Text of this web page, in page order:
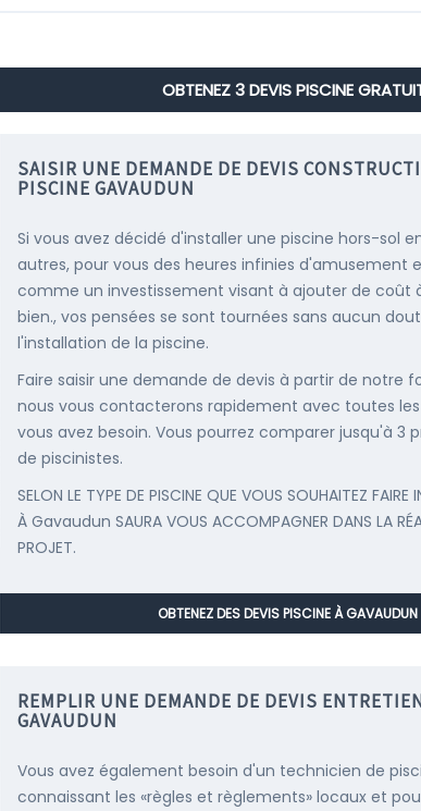
OBTENEZ 3 DEVIS PISCINE
SAISIR UNE DEMANDE DE DEVIS
PISCINE GAVAUDUN
Si vous avez décidé d'installer une piscine hors-sol
autres, pour vous des heures infinies d'amusement
comme un investissement visant à ajouter de coût
bien., vos pensées se sont tournées sans aucun
l'installation de la piscine.
Faire saisir une demande de devis à partir de notre
nous vous contacterons rapidement avec toutes
vous avez besoin. Vous pourrez comparer jusqu'à 3
de piscinistes.
SELON LE TYPE DE PISCINE QUE VOUS SOUHAITEZ FAIRE
À Gavaudun SAURA VOUS ACCOMPAGNER DANS LA
PROJET.
OBTENEZ DES DEVIS PISCINE À GAVAUDUN
REMPLIR UNE DEMANDE DE DEVIS
GAVAUDUN
Vous avez également besoin d'un technicien de
connaissant les «règles et règlements» locaux et